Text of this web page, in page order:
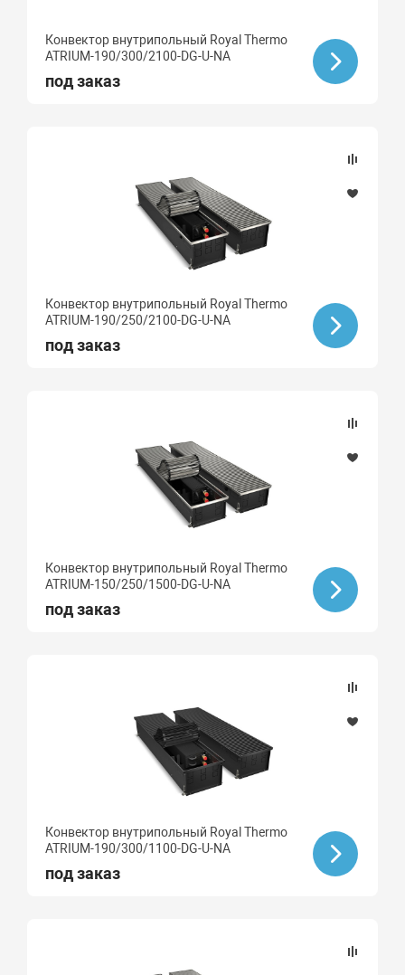
Конвектор внутрипольный Royal Thermo
ATRIUM-190/300/2100-DG-U-NA
под заказ
Конвектор внутрипольный Royal Thermo
ATRIUM-190/250/2100-DG-U-NA
под заказ
Конвектор внутрипольный Royal Thermo
ATRIUM-150/250/1500-DG-U-NA
под заказ
Конвектор внутрипольный Royal Thermo
ATRIUM-190/300/1100-DG-U-NA
под заказ